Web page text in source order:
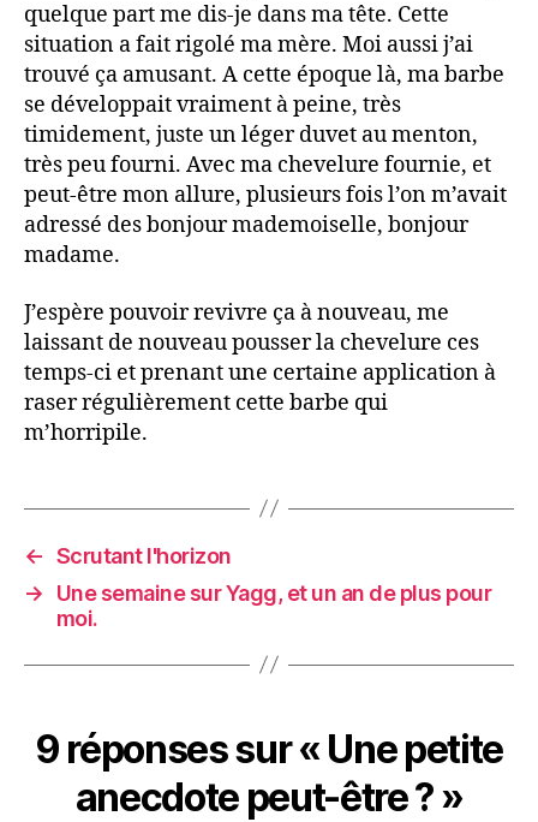
quelque part me dis-je dans ma tête. Cette
situation a fait rigolé ma mère. Moi aussi j’ai
trouvé ça amusant. A cette époque là, ma barbe
se développait vraiment à peine, très
timidement, juste un léger duvet au menton,
très peu fourni. Avec ma chevelure fournie, et
peut-être mon allure, plusieurs fois l’on m’avait
adressé des bonjour mademoiselle, bonjour
madame.
J’espère pouvoir revivre ça à nouveau, me
laissant de nouveau pousser la chevelure ces
temps-ci et prenant une certaine application à
raser régulièrement cette barbe qui
m’horripile.
← Scrutant l'horizon
→
Une semaine sur Yagg, et un an de plus pour
moi.
9 réponses sur « Une petite
anecdote peut-être ? »